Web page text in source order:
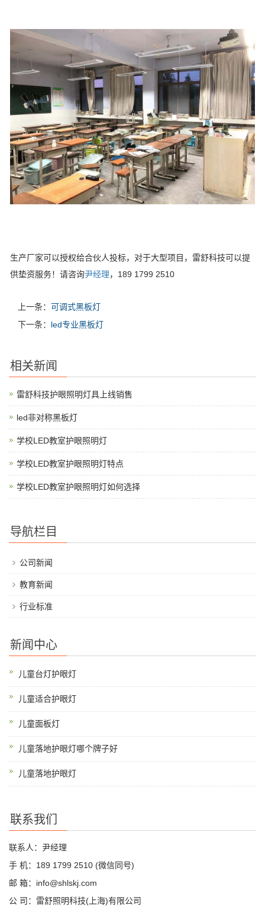
生产厂家可以授权给合伙人投标，对于大型项目，雷舒科技可以提
供垫资服务！请咨询尹经理，189 1799 2510
上一条： 可调式黑板灯
下一条： led专业黑板灯
相关新闻
雷舒科技护眼照明灯具上线销售
led非对称黑板灯
学校LED教室护眼照明灯
学校LED教室护眼照明灯特点
学校LED教室护眼照明灯如何选择
导航栏目
公司新闻
教育新闻
行业标准
新闻中心
儿童台灯护眼灯
儿童适合护眼灯
儿童面板灯
儿童落地护眼灯哪个牌子好
儿童落地护眼灯
联系我们
联系人：尹经理
手 机：189 1799 2510 (微信同号)
邮 箱：info@shlskj.com
公 司：雷舒照明科技(上海)有限公司